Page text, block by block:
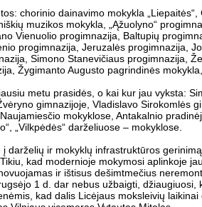
chorinio dainavimo mokykla
muzikos mokykla, „Ąžuolyno“
Vienuolio progimnazija, Baltupių
progimnazija, Jeruzalės progimnazija,
Simono Stanevičiaus progimnazija,
Žygimanto Augusto pagrindinės
metu prasidės, o kai kur jau vyksta:
gimnazijoje, Vladislavo Sirokomlės
mokyklose, Antakalnio
„Vilkpėdės“ darželiuose – mokyklose.
į darželių ir mokyklų infrastruktūros
kad modernioje mokymosi aplinkoje
ir ištisus dešimtmečius
1 d. dar nebus užbaigti,
kad dalis Licėjaus moksleivių